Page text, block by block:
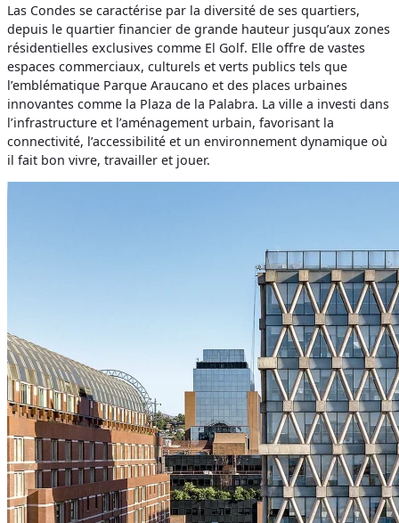
Las Condes se caractérise par la diversité de ses quartiers,
depuis le quartier financier de grande hauteur jusqu’aux zones
résidentielles exclusives comme El Golf. Elle offre de vastes
espaces commerciaux, culturels et verts publics tels que
l’emblématique Parque Araucano et des places urbaines
innovantes comme la Plaza de la Palabra. La ville a investi dans
l’infrastructure et l’aménagement urbain, favorisant la
connectivité, l’accessibilité et un environnement dynamique où
il fait bon vivre, travailler et jouer.